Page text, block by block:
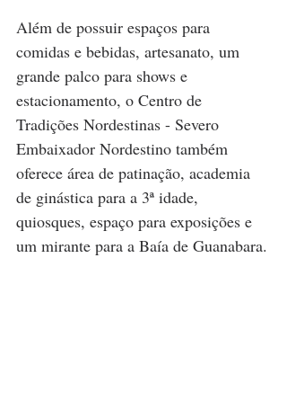
Além de possuir espaços para
comidas e bebidas, artesanato, um
grande palco para shows e
estacionamento, o Centro de
Tradições Nordestinas - Severo
Embaixador Nordestino também
oferece área de patinação, academia
de ginástica para a 3ª idade,
quiosques, espaço para exposições e
um mirante para a Baía de Guanabara.